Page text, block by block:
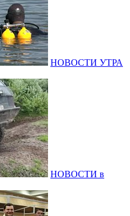
НОВОСТИ УТРА
НОВОСТИ в